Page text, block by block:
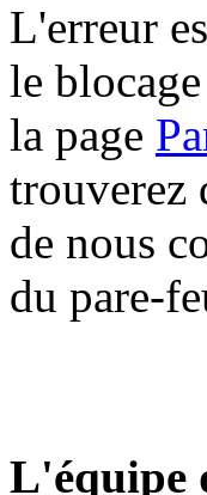
L'erreur
le
la page
trouverez
de nous
du pare-
L'équipe